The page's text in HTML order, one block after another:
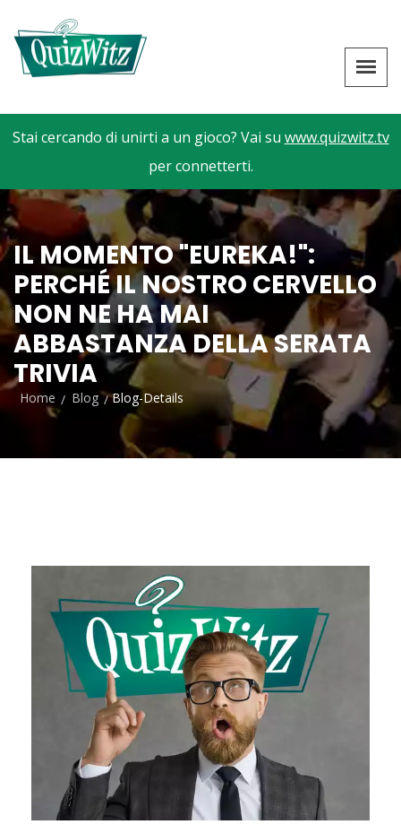
Stai cercando di unirti a un gioco? Vai su www.quizwitz.tv
per connetterti.
IL MOMENTO "EUREKA!":
PERCHÉ IL NOSTRO CERVELLO
NON NE HA MAI
ABBASTANZA DELLA SERATA
TRIVIA
Home Blog Blog-Details